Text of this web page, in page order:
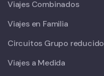
Viajes Combinados
Viajes en Familia
Circuitos Grupo reducido
Viajes a Medida